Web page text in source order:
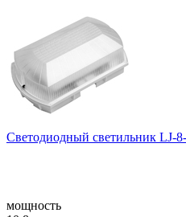
Светодиодный светильник LJ-
мощность